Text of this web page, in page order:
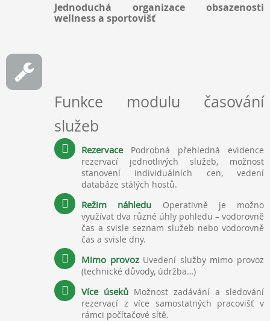
Jednoduchá organizace obsazenosti
wellness a sportovišť
Funkce modulu časování
služeb
RezervacePodrobná přehledná evidence
rezervací jednotlivých služeb, možnost
stanovení individuálních cen, vedení
databáze stálých hostů.
Režim náhledu Operativně je možno
využívat dva různé úhly pohledu – vodorovně
čas a svisle seznam služeb nebo vodorovně
čas a svisle dny.
Mimo provozUvedení služby mimo provoz
(technické důvody, údržba…)
Více úseků Možnost zadávání a sledování
rezervací z více samostatných pracovišť v
rámci počítačové sítě.